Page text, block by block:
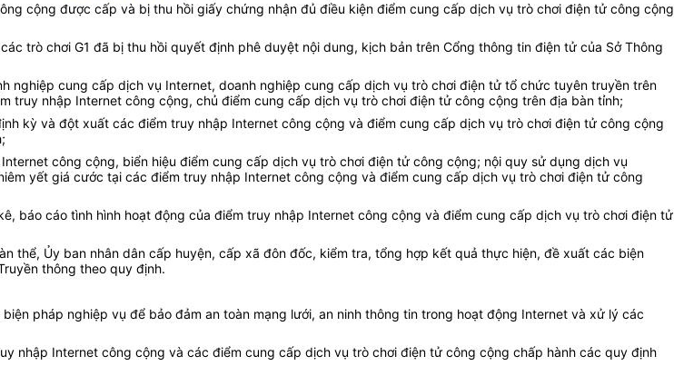
cộng được cấp và bị thu hồi giấy chứng nhận đủ điều kiện điểm cung cấp dịch vụ trò chơi điện tử công cộng
trò chơi G1 đã bị thu hồi quyết định phê duyệt nội dung, kịch bản trên Cổng thông tin điện tử của Sở Thông
nghiệp cung cấp dịch vụ Internet, doanh nghiệp cung cấp dịch vụ trò chơi điện tử tổ chức tuyên truyền trên
nhập Internet công cộng, chủ điểm cung cấp dịch vụ trò chơi điện tử công cộng trên địa bàn tỉnh;
kỳ và đột xuất các điểm truy nhập Internet công cộng và điểm cung cấp dịch vụ trò chơi điện tử công cộng
công cộng, biển hiệu điểm cung cấp dịch vụ trò chơi điện tử công cộng; nội quy sử dụng dịch vụ
yết giá cước tại các điểm truy nhập Internet công cộng và điểm cung cấp dịch vụ trò chơi điện tử công
báo cáo tình hình hoạt động của điểm truy nhập Internet công cộng và điểm cung cấp dịch vụ trò chơi điện tử
thể, Ủy ban nhân dân cấp huyện, cấp xã đôn đốc, kiểm tra, tổng hợp kết quả thực hiện, đề xuất các biện
thông theo quy định.
pháp nghiệp vụ để bảo đảm an toàn mạng lưới, an ninh thông tin trong hoạt động Internet và xử lý các
nhập Internet công cộng và các điểm cung cấp dịch vụ trò chơi điện tử công cộng chấp hành các quy định